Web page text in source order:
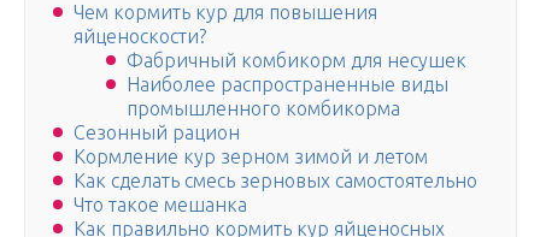
Чем кормить кур для повышения
яйценоскости?
Фабричный комбикорм для несушек
Наиболее распространенные виды
промышленного комбикорма
Сезонный рацион
Кормление кур зерном зимой и летом
Как сделать смесь зерновых самостоятельно
Что такое мешанка
Как правильно кормить кур яйценосных